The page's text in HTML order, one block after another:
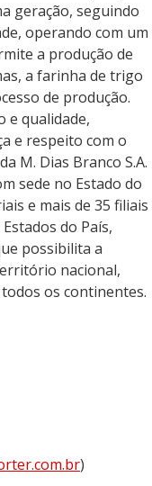
geração, seguindo
operando com um
a produção de
a farinha de trigo
de produção.
e qualidade,
e respeito com o
M. Dias Branco S.A.
sede no Estado do
e mais de 35 filiais
do País,
possibilita a
nacional,
os continentes.
)